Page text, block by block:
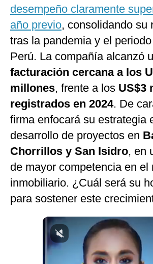
Club del Suscriptor
Mix
G de Gestión
Notas Contratadas
Podcast
Gestión TV
Videos
Fotogalerías
gestion.pe
Condiciones
desempeño claramente
año previo, consolidando su
tras la pandemia y el
Perú. La compañía alcanzó
facturación cercana a los
millones, frente a los US$3
registrados en 2024. De
firma enfocará su estrategia
desarrollo de proyectos en
Chorrillos y San Isidro, en
de mayor competencia en el
inmobiliario. ¿Cuál será su
para sostener este